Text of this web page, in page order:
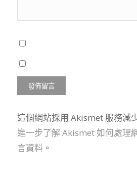
這個網站採用 Akismet 服務減
進一步了解 Akismet 如何處理
言資料。